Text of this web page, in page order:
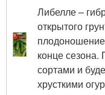
Либелле –
открытого
конце сезона.
сортами и
хрусткими